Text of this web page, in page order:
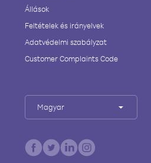
Állások
Feltételek és irányelvek
Adatvédelmi szabályzat
Customer Complaints Code
Magyar